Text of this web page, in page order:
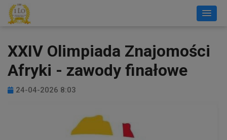
XXIV Olimpiada Znajomości
Afryki - zawody finałowe
24-04-2026 8:03